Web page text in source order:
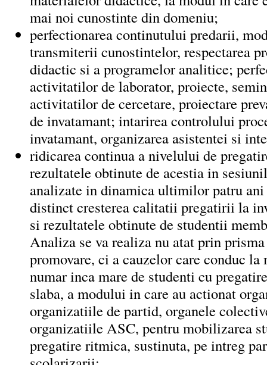
mai noi cunostinte din domeniu;
perfectionarea continutului predarii,
transmiterii cunostintelor, respectarea
didactic si a programelor analitice;
activitatilor de laborator, proiecte,
activitatilor de cercetare, proiectare
de invatamant; intarirea controlului
invatamant, organizarea asistentei si
ridicarea continua a nivelului de
rezultatele obtinute de acestia in
analizate in dinamica ultimilor patru ani
distinct cresterea calitatii pregatirii la
si rezultatele obtinute de studentii
Analiza se va realiza nu atat prin
promovare, ci a cauzelor care conduc la
numar inca mare de studenti cu
slaba, a modului in care au actionat
organizatiile de partid, organele
organizatiile ASC, pentru mobilizarea
pregatire ritmica, sustinuta, pe intreg